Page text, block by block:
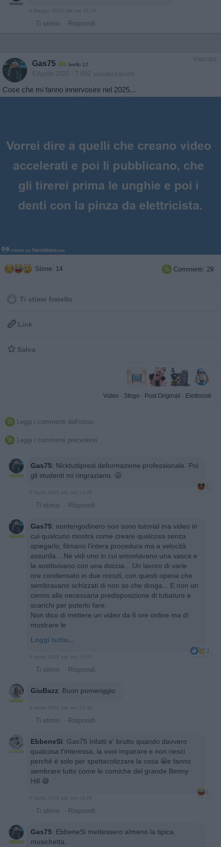
8 Maggio 2025 alle ore 21:09
· Ti stimo · Rispondi
Vaccata
Gas75 livello 12
8 Aprile 2025 - 7.682 visualizzazioni
Cose che mi fanno innervosire nel 2025...
Stime: 14  Commenti: 29
Ti stimo fratello
 Link
 Salva
Video · Sfogo · Post Originali · Elettricisti
 Leggi i commenti dall'inizio...
 Leggi i commenti precedenti...
Gas75: Nicktuttipresi deformazione professionale. Poi
gli studenti mi ringraziano. 😜
1
8 Aprile 2025 alle ore 14:49
· Ti stimo · Rispondi
Gas75: nontengodinero non sono tutorial ma video in
cui qualcuno mostra come creare qualcosa senza
spiegarlo, filmano l'intera procedura ma a velocità
assurda... Ne vidi uno in cui smontavano una vasca e
la sostituivano con una doccia... Un lavoro di varie
ore condensato in due minuti, con questi operai che
sembravano schizzati di non so che droga... E non un
cenno alla necessaria predisposizione di tubature e
scarichi per poterlo fare.
Non dico di mettere un video da 6 ore online ma di
mostrare le
Leggi tutto...
3
8 Aprile 2025 alle ore 14:53
· Ti stimo · Rispondi
GiuBazz: Buon pomeriggio
8 Aprile 2025 alle ore 15:30
· Ti stimo · Rispondi
EbbeneSi: Gas75 Infatti e' brutto quando davvero
qualcosa t'interessa, la vuoi imparare e non riesci
perché è solo per spettacolizzare la cosa 😬e fanno
sembrare tutto come le comiche del grande Benny
Hill 😅
1
8 Aprile 2025 alle ore 16:26
· Ti stimo · Rispondi
Gas75: EbbeneSi mettessero almeno la tipica
musichetta.